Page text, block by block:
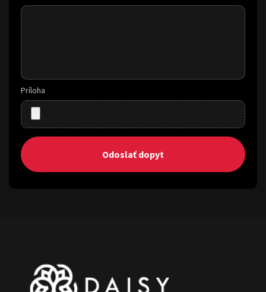
Príloha
Odoslať dopyt